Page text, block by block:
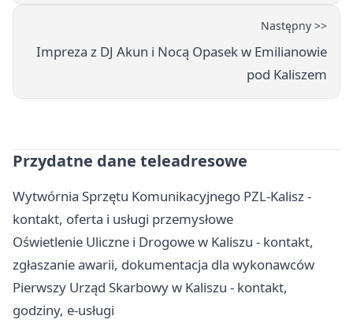
Następny >>
Impreza z DJ Akun i Nocą Opasek w Emilianowie
pod Kaliszem
Przydatne dane teleadresowe
Wytwórnia Sprzętu Komunikacyjnego PZL-Kalisz -
kontakt, oferta i usługi przemysłowe
Oświetlenie Uliczne i Drogowe w Kaliszu - kontakt,
zgłaszanie awarii, dokumentacja dla wykonawców
Pierwszy Urząd Skarbowy w Kaliszu - kontakt,
godziny, e-usługi